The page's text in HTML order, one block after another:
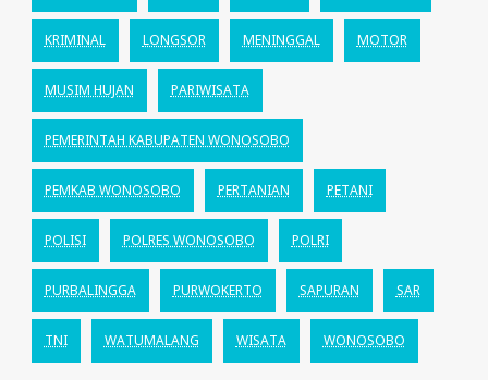
KRIMINAL LONGSOR MENINGGAL MOTOR
MUSIM HUJAN PARIWISATA
PEMERINTAH KABUPATEN WONOSOBO
PEMKAB WONOSOBO PERTANIAN PETANI
POLISI POLRES WONOSOBO POLRI
PURBALINGGA PURWOKERTO SAPURAN SAR
TNI WATUMALANG WISATA WONOSOBO